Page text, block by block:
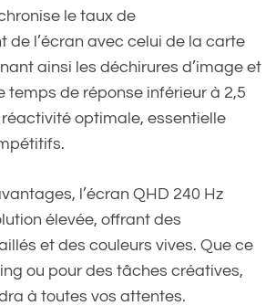
le taux de
de l’écran avec celui de la carte
ainsi les déchirures d’image et
temps de réponse inférieur à 2,5
optimale, essentielle
l’écran QHD 240 Hz
élevée, offrant des
et des couleurs vives. Que ce
ou pour des tâches créatives,
à toutes vos attentes.